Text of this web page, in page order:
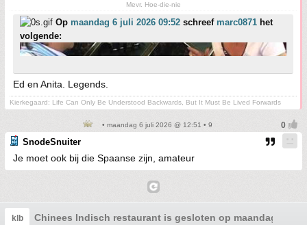
Mevr. Hoe-die-nie
Op maandag 6 juli 2026 09:52 schreef marc0871 het
volgende:
Ed en Anita. Legends.
Kierkegaard: Life Can Only Be Understood Backwards, But It Must Be Lived Forwards
• maandag 6 juli 2026 @ 12:51 • 9
SnodeSnuiter
Je moet ook bij die Spaanse zijn, amateur
klb Chinees Indisch restaurant is gesloten op maandag